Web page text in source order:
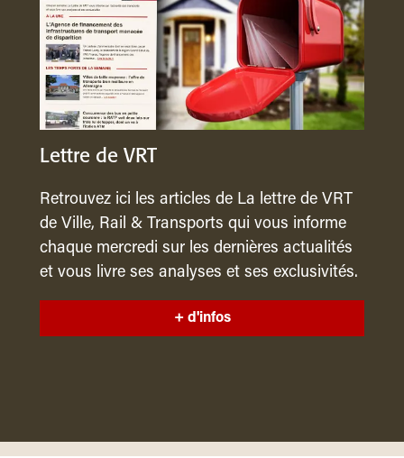
Lettre de VRT
Retrouvez ici les articles de La lettre de VRT
de Ville, Rail & Transports qui vous informe
chaque mercredi sur les dernières actualités
et vous livre ses analyses et ses exclusivités.
+ d'infos